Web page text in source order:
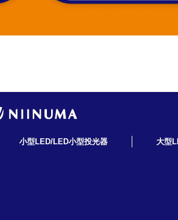
小型LED/LED小型投光器 大型